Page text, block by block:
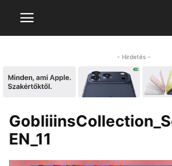
- Hirdetés -
EN_11